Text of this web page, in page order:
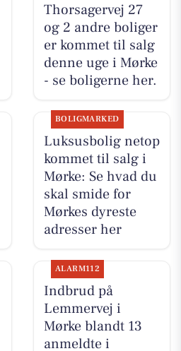
Thorsagervej 27
og 2 andre boliger
er kommet til salg
denne uge i Mørke
- se boligerne her.
BOLIGMARKED
Luksusbolig netop
kommet til salg i
Mørke: Se hvad du
skal smide for
Mørkes dyreste
adresser her
ALARM112
Indbrud på
Lemmervej i
Mørke blandt 13
anmeldte i